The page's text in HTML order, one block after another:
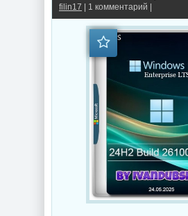
filin17 | 1 комментарий |